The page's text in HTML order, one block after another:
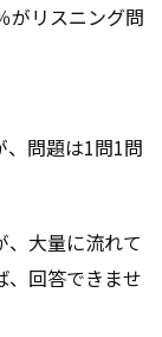
がリスニング問
、問題は1問1問
大量に流れて
、回答できませ